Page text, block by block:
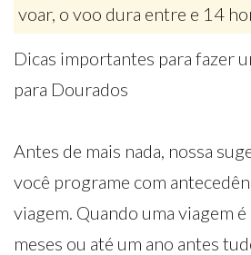
voar, o voo dura entre e 14
Dicas importantes para fazer
para Dourados
Antes de mais nada, nossa
você programe com
viagem. Quando uma viagem
meses ou até um ano antes